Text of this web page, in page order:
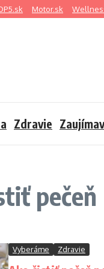
Motor.sk
Zdravie
pečeň
Vyberáme Zdravie